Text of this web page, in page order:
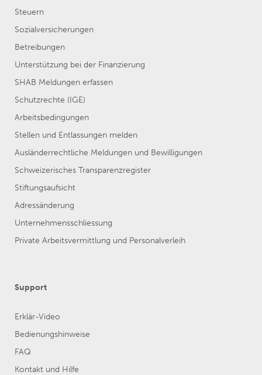
Steuern
Sozialversicherungen
Betreibungen
Unterstützung bei der Finanzierung
SHAB Meldungen erfassen
Schutzrechte (IGE)
Arbeitsbedingungen
Stellen und Entlassungen melden
Ausländerrechtliche Meldungen und Bewilligungen
Schweizerisches Transparenzregister
Stiftungsaufsicht
Adressänderung
Unternehmensschliessung
Private Arbeitsvermittlung und Personalverleih
Support
Erklär-Video
Bedienungshinweise
FAQ
Kontakt und Hilfe